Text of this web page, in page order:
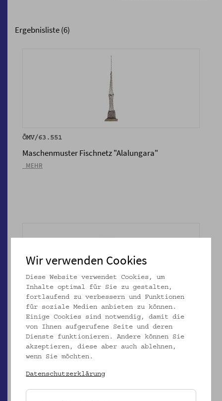
Ergebnisliste (6)
ÖMV/63.551
Maschenmuster Fischnetz "Alalungara"
_MEHR
Fischnetz "Hosszúkecze"
_MEHR
Wir verwenden Cookies
Diese Website verwendet Cookies, um
Inhalte optimal für Sie zu gestalten,
fortlaufend zu verbessern und Funktionen
für soziale Medien anbieten zu können.
Einige Cookies sind notwendig, damit die
von Ihnen aufgerufene Seite und deren
Dienste funktionieren. Andere können Sie
akzeptieren, diese aber auch ablehnen,
wenn Sie möchten.
Datenschutzerklärung